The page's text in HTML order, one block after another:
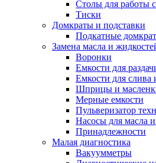
Столы для работы
Тиски
Домкраты и подставки
Подкатные
Замена масла и
Воронки
Емкости для
Емкости для слива
Шприцы и
Мерные емкости
Пульверизатор
Насосы для масла
Принадлежности
Малая диагностика
Вакуумметры